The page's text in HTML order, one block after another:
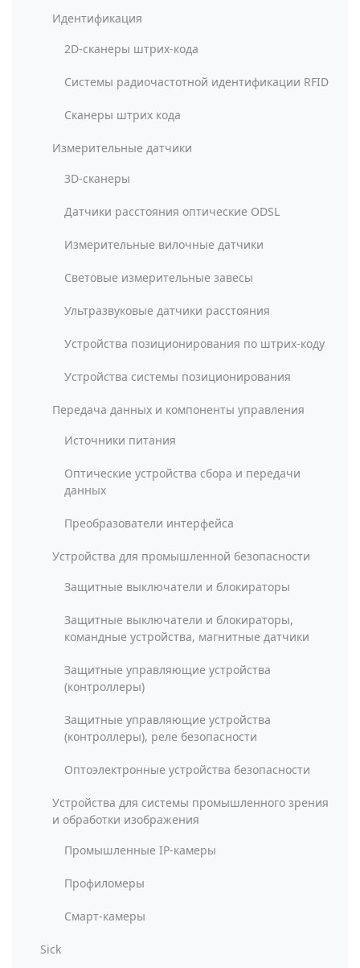
Идентификация
2D-сканеры штрих-кода
Системы радиочастотной идентификации RFID
Сканеры штрих кода
Измерительные датчики
3D-сканеры
Датчики расстояния оптические ODSL
Измерительные вилочные датчики
Световые измерительные завесы
Ультразвуковые датчики расстояния
Устройства позиционирования по штрих-коду
Устройства системы позиционирования
Передача данных и компоненты управления
Источники питания
Оптические устройства сбора и передачи
данных
Преобразователи интерфейса
Устройства для промышленной безопасности
Защитные выключатели и блокираторы
Защитные выключатели и блокираторы,
командные устройства, магнитные датчики
Защитные управляющие устройства
(контроллеры)
Защитные управляющие устройства
(контроллеры), реле безопасности
Оптоэлектронные устройства безопасности
Устройства для системы промышленного зрения
и обработки изображения
Промышленные IP-камеры
Профиломеры
Смарт-камеры
Sick